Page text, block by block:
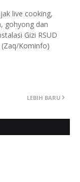
live cooking,
gohyong dan
Gizi RSUD
(Zaq/Kominfo)
LEBIH BARU